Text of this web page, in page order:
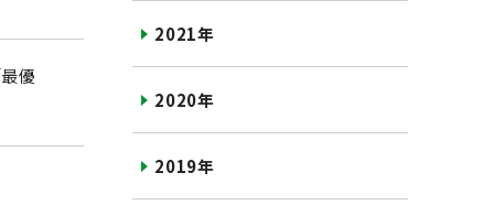
優
2021年
2020年
2019年